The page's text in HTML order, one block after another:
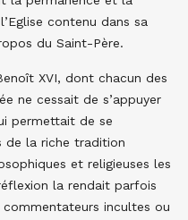
contenu dans sa
du Saint-Père.
XVI, dont chacun des
ne cessait de s’appuyer
permettait de se
de la riche tradition
et religieuses les
la rendait parfois
incultes ou